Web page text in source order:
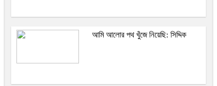
আমি আলোর পথ খুঁজে নিয়েছি: সিদ্দিক